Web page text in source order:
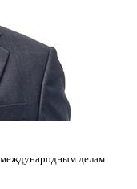
международным делам